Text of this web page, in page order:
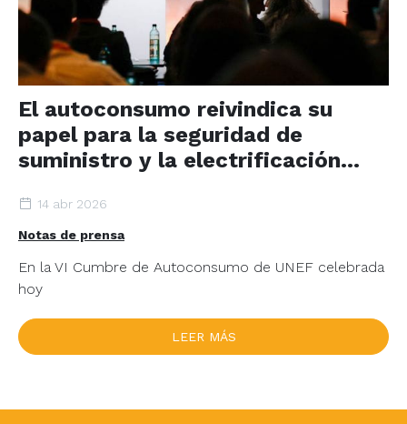
El autoconsumo reivindica su
papel para la seguridad de
suministro y la electrificación
crisis energética mundial
14 abr 2026
Notas de prensa
En la VI Cumbre de Autoconsumo de UNEF celebrada
hoy
LEER MÁS